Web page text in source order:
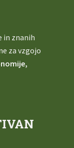
in znanih
za vzgojo